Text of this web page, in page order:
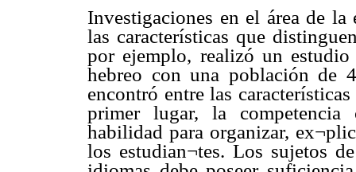
Investigaciones en el área de la
las características que
por ejemplo, realizó un
hebreo con una población de
encontró entre las
primer lugar, la
habilidad para organizar,
los estudian¬tes. Los sujetos